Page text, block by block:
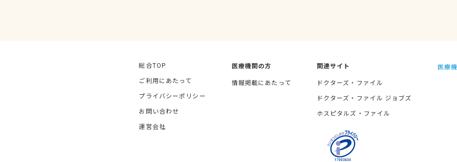
総合TOP
ご利用にあたって
プライバシーポリシー
お問い合わせ
運営会社
医療機関の方
情報掲載にあたって
関連サイト
ドクターズ・ファイル
ドクターズ・ファイル ジョブズ
ホスピタルズ・ファイル
医療